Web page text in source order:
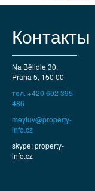
Контакты
Na Bělidle 30,
Praha 5, 150 00
тел. +420 602 395
486
meytuv@property-
info.cz
skype: property-
info.cz